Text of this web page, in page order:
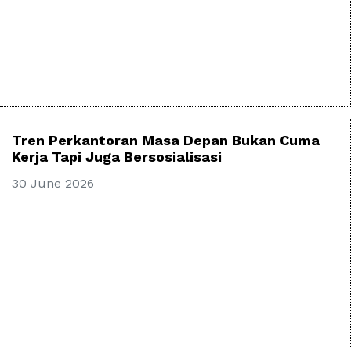
Tren Perkantoran Masa Depan Bukan Cuma
Kerja Tapi Juga Bersosialisasi
30 June 2026